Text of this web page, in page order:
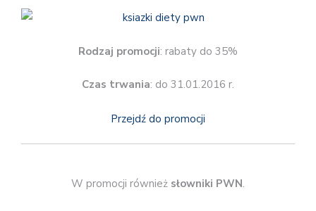
Rodzaj promocji: rabaty do 35%
Czas trwania: do 31.01.2016 r.
Przejdź do promocji
W promocji również słowniki PWN.